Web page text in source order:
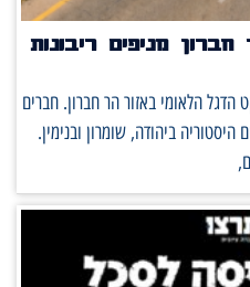
מניפים ריבונות
הדגל הלאומי באזור הר חברון. חברים
ביהודה, שומרון ובנימין.